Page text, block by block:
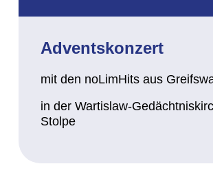
Adventskonzert
mit den noLimHits aus
in der Wartislaw-
Stolpe